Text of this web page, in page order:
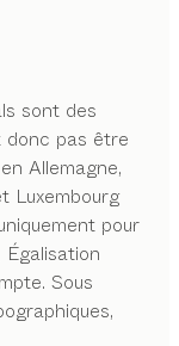
sont des
donc pas être
Allemagne,
Luxembourg
pour
Sous